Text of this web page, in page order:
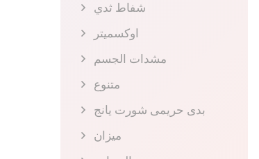
شفاط ثدي
اوكسميتر
مشدات الجسم
متنوع
بدى حريمى شورت يانج
ميزان